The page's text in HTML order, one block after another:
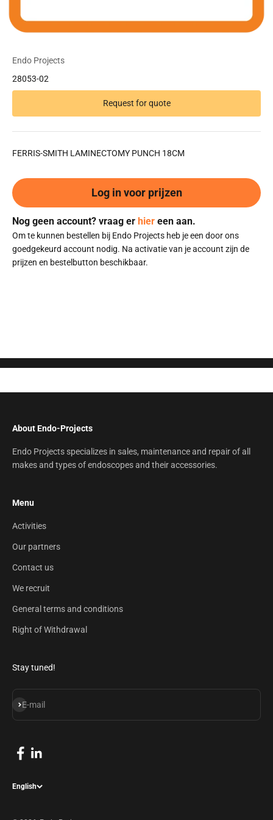
Endo Projects
28053-02
Request for quote
FERRIS-SMITH LAMINECTOMY PUNCH 18CM
Log in voor prijzen
Nog geen account? vraag er hier een aan.
Om te kunnen bestellen bij Endo Projects heb je een door ons
goedgekeurd account nodig. Na activatie van je account zijn de
prijzen en bestelbutton beschikbaar.
About Endo-Projects
Endo Projects specializes in sales, maintenance and repair of all
makes and types of endoscopes and their accessories.
Menu
Activities
Our partners
Contact us
We recruit
General terms and conditions
Right of Withdrawal
Stay tuned!
E-mail
Subscribe
English